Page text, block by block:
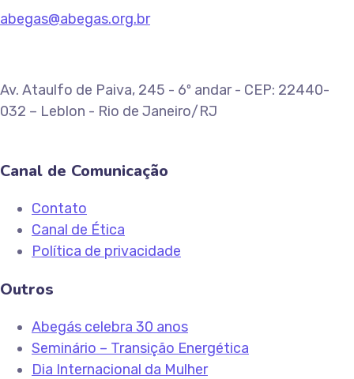
abegas@abegas.org.br
Av. Ataulfo de Paiva, 245 - 6º andar - CEP: 22440-
032 – Leblon - Rio de Janeiro/RJ
Canal de Comunicação
Contato
Canal de Ética
Política de privacidade
Outros
Abegás celebra 30 anos
Seminário – Transição Energética
Dia Internacional da Mulher